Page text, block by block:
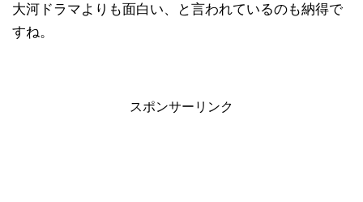
大河ドラマよりも面白い、と言われているのも納得で
すね。
スポンサーリンク